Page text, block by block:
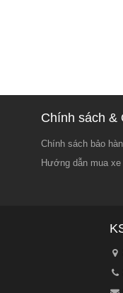
Chính sách &
Chính sách bảo
Hướng dẫn mua xe